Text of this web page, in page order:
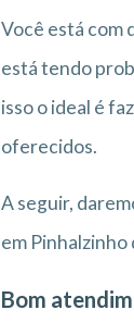
Você está com
está tendo
isso o ideal é
oferecidos.
A seguir,
em Pinhalzinho
Bom